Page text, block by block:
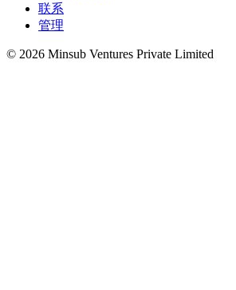
联系
管理
© 2026 Minsub Ventures Private Limited